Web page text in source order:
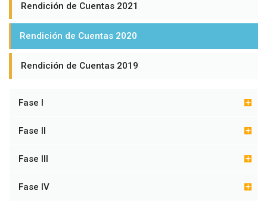
Rendición de Cuentas 2021
Rendición de Cuentas 2020
Rendición de Cuentas 2019
Fase I
Fase II
Fase III
Fase IV